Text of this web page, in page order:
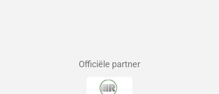
Officiële partner